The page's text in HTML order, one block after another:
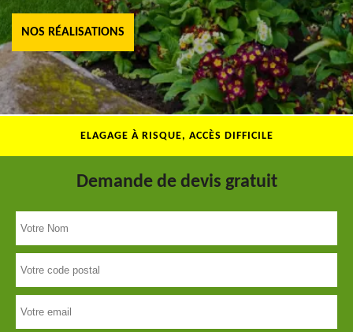
NOS RÉALISATIONS
ELAGAGE À RISQUE, ACCÈS DIFFICILE
Demande de devis gratuit